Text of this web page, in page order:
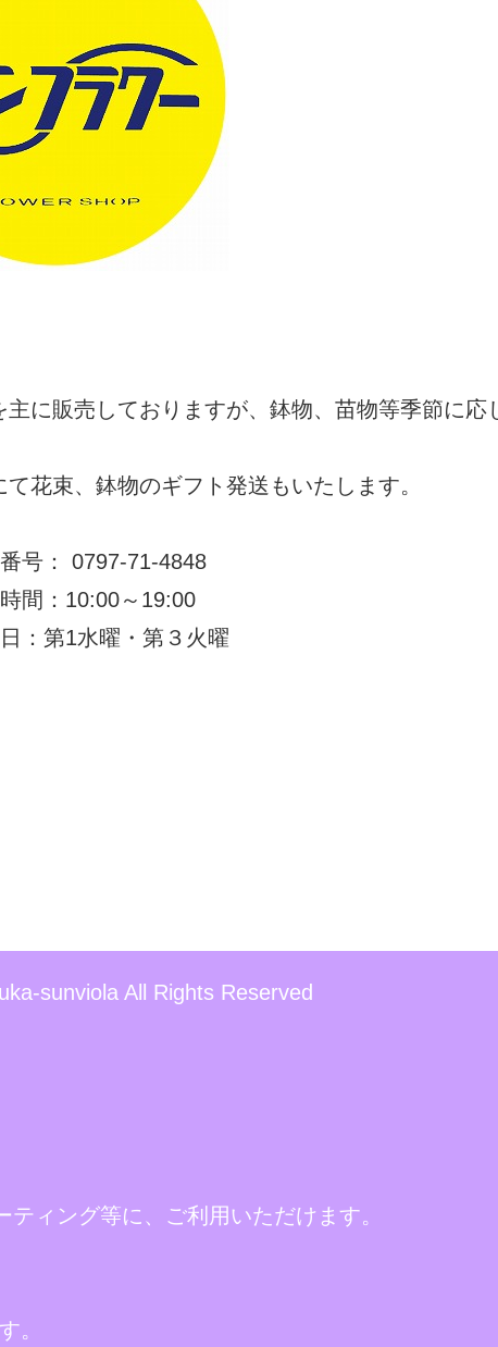
主に販売しておりますが、鉢物、苗物等季節に応
て花束、鉢物のギフト発送もいたします。
号： 0797-71-4848
間：10:00～19:00
：第1水曜・第３火曜
sunviola All Rights Reserved
ィング等に、ご利用いただけます。
。